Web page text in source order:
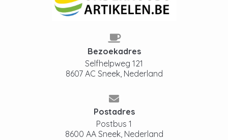
Bezoekadres
Selfhelpweg 121
8607 AC Sneek, Nederland
Postadres
Postbus 1
8600 AA Sneek, Nederland